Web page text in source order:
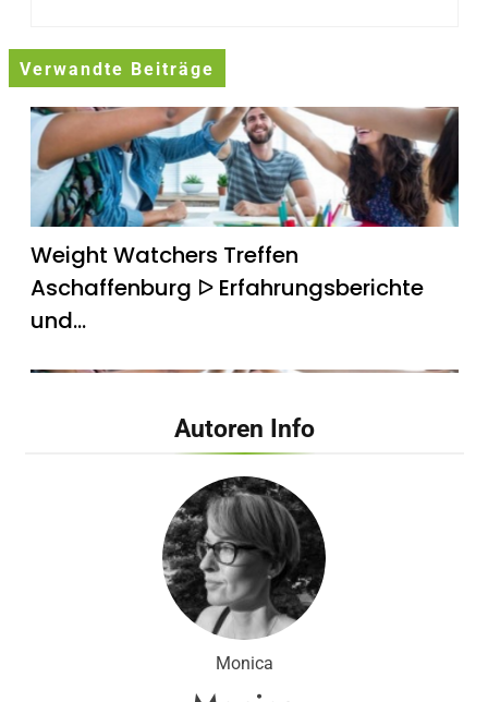
Verwandte Beiträge
Weight Watchers Treffen
Aschaffenburg ᐅ Erfahrungsberichte
und…
Weight Watchers Treffen Bad Krozingen
ᐅ Teilnehmer berichten…
Autoren Info
Monica